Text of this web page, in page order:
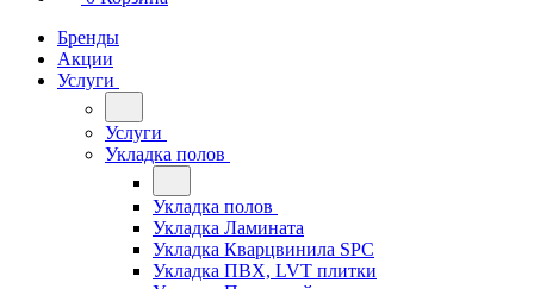
Бренды
Акции
Услуги
Услуги
Укладка полов
Укладка полов
Укладка Ламината
Укладка Кварцвинила SPC
Укладка ПВХ, LVT плитки